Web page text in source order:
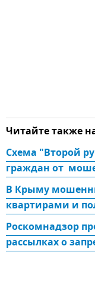
Читайте также
Схема "Второй
граждан от
В Крыму
квартирами и
Роскомнадзор
рассылках о